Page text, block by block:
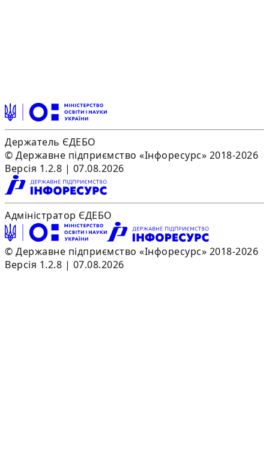
Держатель ЄДЕБО
© Державне підприємство «Інфоресурс» 2018-2026
Версія 1.2.8 | 07.08.2026
Адміністратор ЄДЕБО
© Державне підприємство «Інфоресурс» 2018-2026
Версія 1.2.8 | 07.08.2026